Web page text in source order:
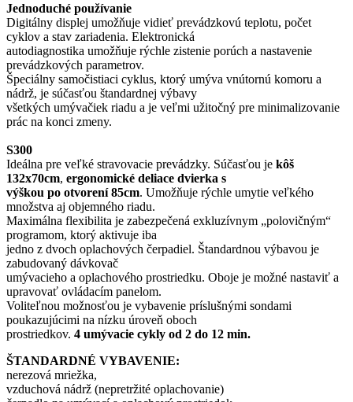
Jednoduché používanie
Digitálny displej umožňuje vidieť prevádzkovú teplotu, počet
cyklov a stav zariadenia. Elektronická
autodiagnostika umožňuje rýchle zistenie porúch a nastavenie
prevádzkových parametrov.
Špeciálny samočistiaci cyklus, ktorý umýva vnútornú komoru a
nádrž, je súčasťou štandardnej výbavy
všetkých umývačiek riadu a je veľmi užitočný pre minimalizovanie
prác na konci zmeny.
S300
Ideálna pre veľké stravovacie prevádzky. Súčasťou je kôš
132x70cm, ergonomické deliace dvierka s
výškou po otvorení 85cm. Umožňuje rýchle umytie veľkého
množstva aj objemného riadu.
Maximálna flexibilita je zabezpečená exkluzívnym „polovičným“
programom, ktorý aktivuje iba
jedno z dvoch oplachových čerpadiel. Štandardnou výbavou je
zabudovaný dávkovač
umývacieho a oplachového prostriedku. Oboje je možné nastaviť a
upravovať ovládacím panelom.
Voliteľnou možnosťou je vybavenie príslušnými sondami
poukazujúcimi na nízku úroveň oboch
prostriedkov. 4 umývacie cykly od 2 do 12 min.
ŠTANDARDNÉ VYBAVENIE:
nerezová mriežka,
vzduchová nádrž (nepretržité oplachovanie)